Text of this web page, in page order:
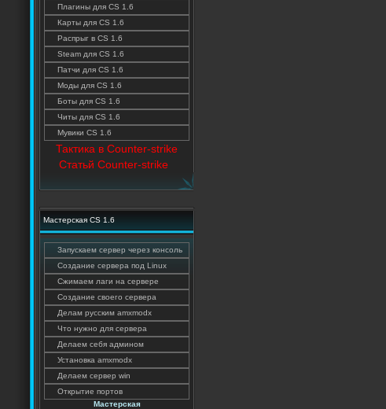
Плагины для CS 1.6
Карты для CS 1.6
Распрыг в CS 1.6
Steam для CS 1.6
Патчи для CS 1.6
Моды для CS 1.6
Боты для CS 1.6
Читы для CS 1.6
Мувики CS 1.6
Тактика в Counter-strike
Статьй Counter-strike
Мастерская CS 1.6
Запускаем сервер через консоль
Создание сервера под Linux
Сжимаем лаги на сервере
Создание своего сервера
Делам русским amxmodx
Что нужно для сервера
Делаем себя админом
Установка amxmodx
Делаем сервер win
Открытие портов
Мастерская